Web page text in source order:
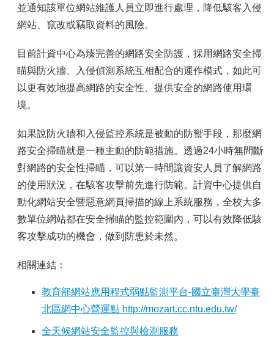
容
服
資
源
資
安
區
聯
絡
我
們
並通知該單位網站維護人員立即進行處理，降低駭客入侵
網站、竄改或竊取資料的風險。
目前計資中心為臻完善的網路安全防護，採用網路安全掃
瞄與防火牆、入侵偵測系統互相配合的運作模式，如此可
以更有效地提高網路的安全性、提供安全的網路使用環
境。
如果說防火牆和入侵監控系統是被動的防禦手段，那麼網
路安全掃瞄就是一種主動的防範措施。透過24小時無間斷
對網路的安全性掃瞄，可以第一時間讓資安人員了解網路
的使用狀況，在駭客攻擊前先進行防範。計資中心提供自
動化網站安全暨惡意網頁掃描的線上系統服務 ，全校大多
數單位網站都在安全掃瞄的監控範圍內，可以有效降低駭
客攻擊成功的機會，做到防患於未然。
相關連結：
教育部網站應用程式弱點監測平台-國立臺灣大學臺
北區網中心營運點 http://mozart.cc.ntu.edu.tw/
全天候網站安全監控與檢測服務